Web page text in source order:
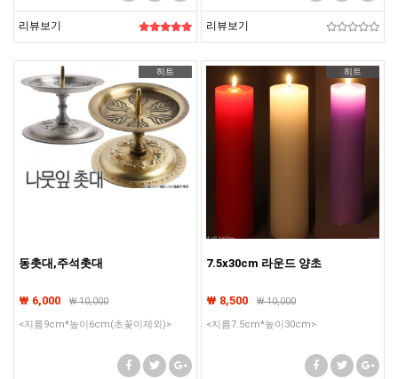
리뷰보기 리뷰보기
히트
동촛대,주석촛대
₩ 6,000 ₩10,000
<지름9cm*높이6cm(초꽃이제외)>
히트
7.5x30cm 라운드 양초
₩ 8,500 ₩10,000
<지름7.5cm*높이30cm>